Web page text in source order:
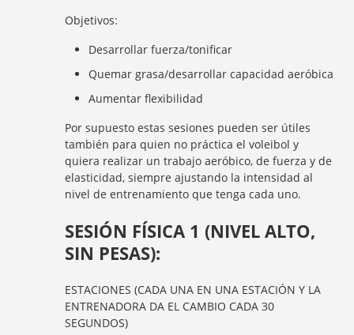
Objetivos:
Desarrollar fuerza/tonificar
Quemar grasa/desarrollar capacidad aeróbica
Aumentar flexibilidad
Por supuesto estas sesiones pueden ser útiles
también para quien no práctica el voleibol y
quiera realizar un trabajo aeróbico, de fuerza y de
elasticidad, siempre ajustando la intensidad al
nivel de entrenamiento que tenga cada uno.
SESIÓN FÍSICA 1 (NIVEL ALTO,
SIN PESAS):
ESTACIONES (CADA UNA EN UNA ESTACIÓN Y LA
ENTRENADORA DA EL CAMBIO CADA 30
SEGUNDOS)